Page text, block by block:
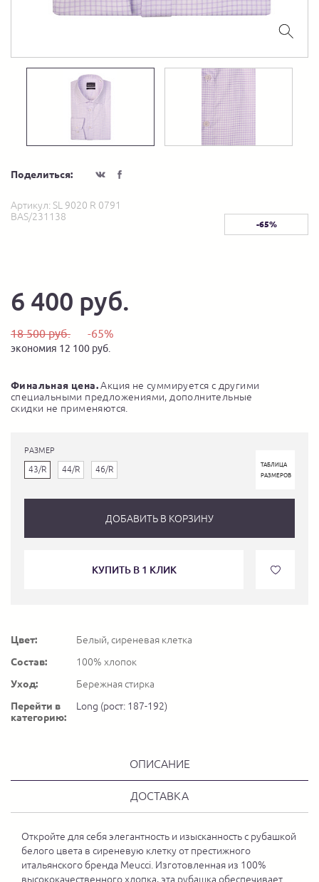
Поделиться:
Артикул: SL 9020 R 0791
BAS/231138
-65%
6 400 руб.
18 500 руб. -65%
экономия 12 100 руб.
Финальная цена.Акция не суммируется с другими
специальными предложениями, дополнительные
скидки не применяются.
РАЗМЕР
43/R 44/R 46/R
ТАБЛИЦА
РАЗМЕРОВ
ДОБАВИТЬ В КОРЗИНУ
КУПИТЬ В 1 КЛИК
Цвет:
Белый, сиреневая клетка
Состав:
100% хлопок
Уход:
Бережная стирка
Перейти в
категорию:
Long (рост: 187-192)
ОПИСАНИЕ
ДОСТАВКА
Откройте для себя элегантность и изысканность с рубашкой
белого цвета в сиреневую клетку от престижного
итальянского бренда Meucci. Изготовленная из 100%
высококачественного хлопка, эта рубашка обеспечивает